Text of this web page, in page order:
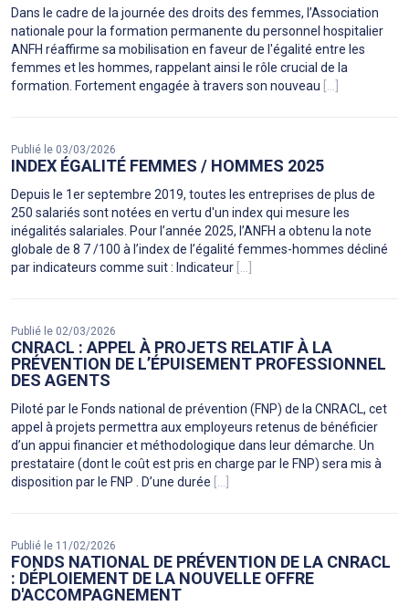
Dans le cadre de la journée des droits des femmes, l’Association
nationale pour la formation permanente du personnel hospitalier
ANFH réaffirme sa mobilisation en faveur de l'égalité entre les
femmes et les hommes, rappelant ainsi le rôle crucial de la
formation. Fortement engagée à travers son nouveau [...]
Publié le 03/03/2026
INDEX ÉGALITÉ FEMMES / HOMMES 2025
Depuis le 1er septembre 2019, toutes les entreprises de plus de
250 salariés sont notées en vertu d'un index qui mesure les
inégalités salariales. Pour l’année 2025, l’ANFH a obtenu la note
globale de 8 7 /100 à l’index de l’égalité femmes-hommes décliné
par indicateurs comme suit : Indicateur [...]
Publié le 02/03/2026
CNRACL : APPEL À PROJETS RELATIF À LA
PRÉVENTION DE L’ÉPUISEMENT PROFESSIONNEL
DES AGENTS
Piloté par le Fonds national de prévention (FNP) de la CNRACL, cet
appel à projets permettra aux employeurs retenus de bénéficier
d’un appui financier et méthodologique dans leur démarche. Un
prestataire (dont le coût est pris en charge par le FNP) sera mis à
disposition par le FNP . D’une durée [...]
Publié le 11/02/2026
FONDS NATIONAL DE PRÉVENTION DE LA CNRACL
: DÉPLOIEMENT DE LA NOUVELLE OFFRE
D'ACCOMPAGNEMENT